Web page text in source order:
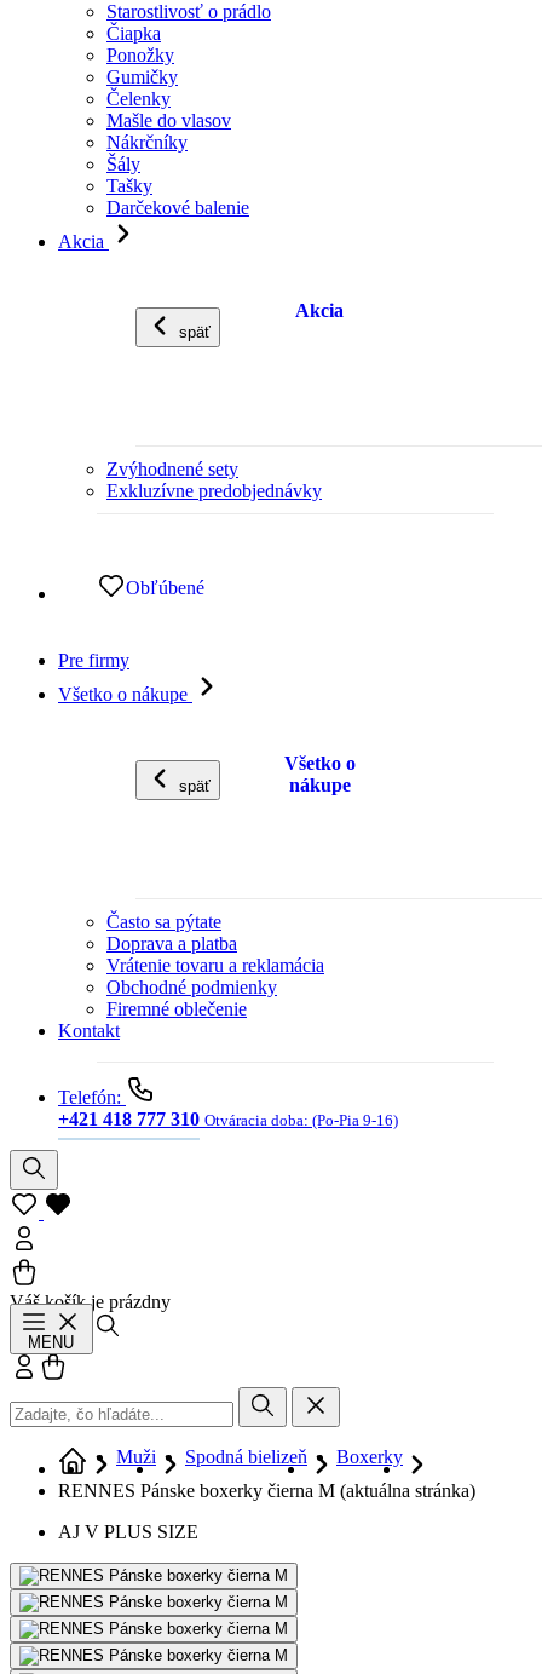
Starostlivosť o prádlo
Čiapka
Ponožky
Gumičky
Čelenky
Mašle do vlasov
Nákrčníky
Šály
Tašky
Darčekové balenie
Akcia
späť
Akcia
Zvýhodnené sety
Exkluzívne predobjednávky
Obľúbené
Pre firmy
Všetko o nákupe
späť
Všetko o
nákupe
Často sa pýtate
Doprava a platba
Vrátenie tovaru a reklamácia
Obchodné podmienky
Firemné oblečenie
Kontakt
Telefón:
+421 418 777 310 Otváracia doba: (Po-Pia 9-16)
Váš košík je prázdny
MENU
Prihlásiť sa
Muži Spodná bielizeň
Boxerky
RENNES Pánske boxerky čierna M (aktuálna stránka)
AJ V PLUS SIZE